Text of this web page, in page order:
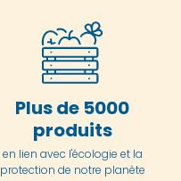
Plus de 5000
produits
en lien avec l'écologie et la
protection de notre planète